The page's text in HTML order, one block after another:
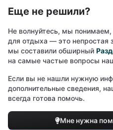
Еще не решили?
Не волнуйтесь, мы
для отдыха — это непростая
мы составили обширный
на самые частые вопросы
Если вы не нашли нужную
дополнительные сведения,
всегда готова помочь.
Мне нужна